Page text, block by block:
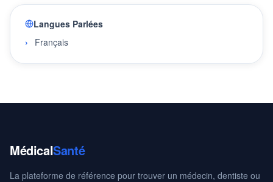
Langues Parlées
Français
MédicalSanté
La plateforme de référence pour trouver un médecin, dentiste ou